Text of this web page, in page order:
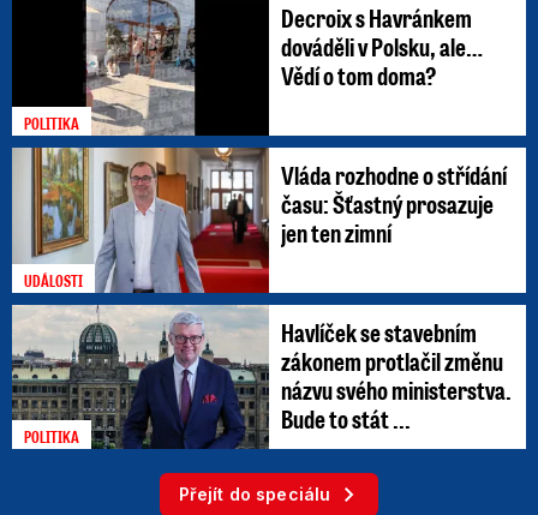
POLITIKA
Decroix s Havránkem
dováděli v Polsku, ale…
Vědí o tom doma?
UDÁLOSTI
Vláda rozhodne o střídání
času: Šťastný prosazuje
jen ten zimní
POLITIKA
Havlíček se stavebním
zákonem protlačil změnu
názvu svého ministerstva.
Bude to stát ...
Přejít do speciálu